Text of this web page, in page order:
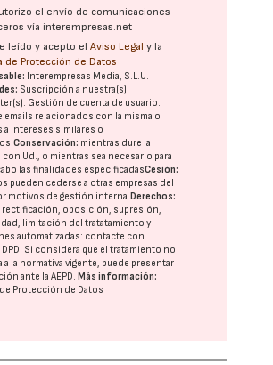
el envío de comunicaciones
vía interempresas.net
leído y acepto elAviso Legal y la
de Protección de Datos
Interempresas Media, S.L.U.
Suscripción a nuestra(s)
Gestión de cuenta de usuario.
emails relacionados con la misma o
a intereses similares o
Conservación: mientras dure la
Ud., o mientras sea necesario para
las finalidades especificadasCesión:
pueden cederse a otras empresas del
motivos de gestión interna.Derechos:
rectificación, oposición, supresión,
limitación del tratatamiento y
automatizadas: contacte con
. Si considera que el tratamiento no
a la normativa vigente, puede presentar
ante laAEPD.Más información:
Protección de Datos